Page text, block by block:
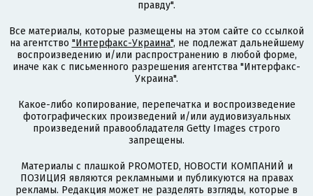
правду".
Все материалы, которые размещены на этом сайте со ссылкой
на агентство "Интерфакс-Украина", не подлежат дальнейшему
воспроизведению и/или распространению в любой форме,
иначе как с письменного разрешения агентства "Интерфакс-
Украина".
Какое-либо копирование, перепечатка и воспроизведение
фотографических произведений и/или аудиовизуальных
произведений правообладателя Getty Images строго
запрещены.
Материалы с плашкой PROMOTED, НОВОСТИ КОМПАНИЙ и
ПОЗИЦИЯ являются рекламными и публикуются на правах
рекламы. Редакция может не разделять взгляды, которые в